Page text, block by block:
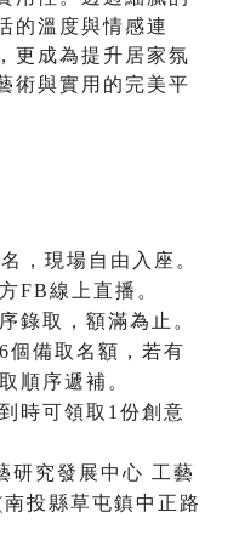
的溫度與情感連
更成為提升居家氛
術與實用的完美平
，現場自由入座。
FB線上直播。
錄取，額滿為止。
個備取名額，若有
順序遞補。
時可領取1份創意
研究發展中心 工藝
投縣草屯鎮中正路